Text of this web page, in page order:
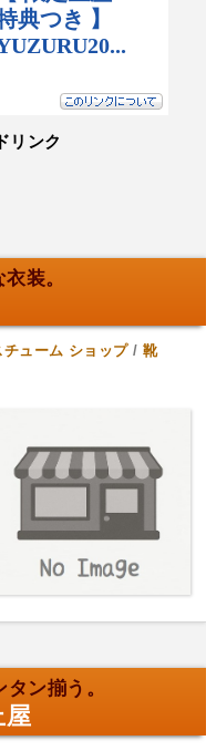
リンク
装。
チューム ショップ/ 靴
ン揃う。
屋